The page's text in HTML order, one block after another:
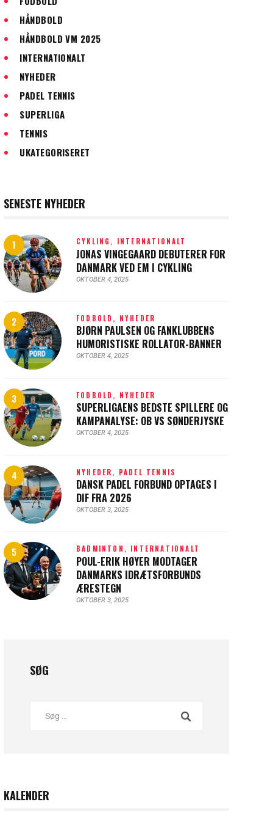
HÅNDBOLD
HÅNDBOLD VM 2025
INTERNATIONALT
NYHEDER
PADEL TENNIS
SUPERLIGA
TENNIS
UKATEGORISERET
SENESTE NYHEDER
CYKLING, INTERNATIONALT
JONAS VINGEGAARD DEBUTERER FOR
DANMARK VED EM I CYKLING
OKTOBER 4, 2025
FODBOLD, NYHEDER
BJØRN PAULSEN OG FANKLUBBENS
HUMORISTISKE ROLLATOR-BANNER
OKTOBER 4, 2025
FODBOLD, NYHEDER
SUPERLIGAENS BEDSTE SPILLERE OG
KAMPANALYSE: OB VS SØNDERJYSKE
OKTOBER 4, 2025
NYHEDER, PADEL TENNIS
DANSK PADEL FORBUND OPTAGES I
DIF FRA 2026
OKTOBER 3, 2025
BADMINTON, INTERNATIONALT
POUL-ERIK HØYER MODTAGER
DANMARKS IDRÆTSFORBUNDS
ÆRESTEGN
OKTOBER 3, 2025
SØG
KALENDER